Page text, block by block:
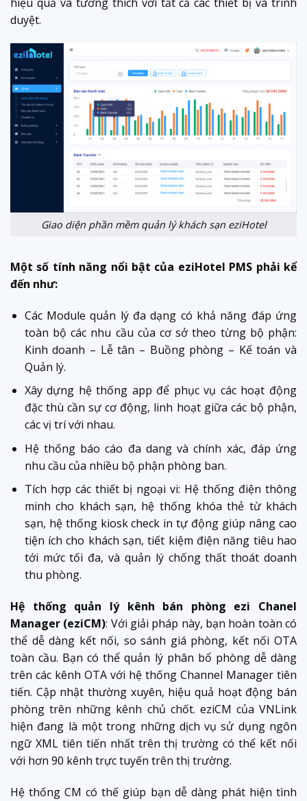
duyệt.
Giao diện phần mềm quản lý khách sạn eziHotel
Một số tính năng nổi bật của eziHotel PMS phải kể
đến như:
Các Module quản lý đa dạng có khả năng đáp ứng
toàn bộ các nhu cầu của cơ sở theo từng bộ phận:
Kinh doanh – Lễ tân – Buồng phòng – Kế toán và
Quản lý.
Xây dựng hệ thống app để phục vụ các hoạt động
đặc thù cần sự cơ động, linh hoạt giữa các bộ phận,
các vị trí với nhau.
Hệ thống báo cáo đa dang và chính xác, đáp ứng
nhu cầu của nhiều bộ phận phòng ban.
Tích hợp các thiết bị ngoại vi: Hệ thống điện thông
minh cho khách sạn, hệ thống khóa thẻ từ khách
sạn, hệ thống kiosk check in tự động giúp nâng cao
tiện ích cho khách sạn, tiết kiệm điện năng tiêu hao
tới mức tối đa, và quản lý chống thất thoát doanh
thu phòng.
Hệ thống quản lý kênh bán phòng ezi Chanel
Manager (eziCM): Với giải pháp này, bạn hoàn toàn có
thể dễ dàng kết nối, so sánh giá phòng, kết nối OTA
toàn cầu. Bạn có thể quản lý phân bổ phòng dễ dàng
trên các kênh OTA với hệ thống Channel Manager tiên
tiến. Cập nhật thường xuyên, hiệu quả hoạt động bán
phòng trên những kênh chủ chốt. eziCM của VNLink
hiện đang là một trong những dịch vụ sử dụng ngôn
ngữ XML tiên tiến nhất trên thị trường có thể kết nối
với hơn 90 kênh trực tuyến trên thị trường.
Hệ thống CM có thế giúp bạn dễ dàng phát hiện tình